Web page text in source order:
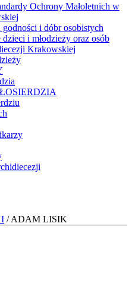
Ochrony Małoletnich w
godności i dóbr osobistych
i młodzieży oraz osób
Krakowskiej
/ ADAM LISIK